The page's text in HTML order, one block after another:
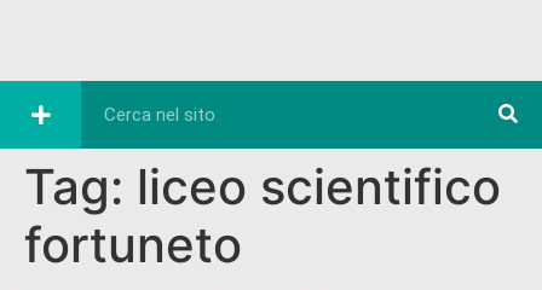
Tag: liceo scientifico
fortuneto